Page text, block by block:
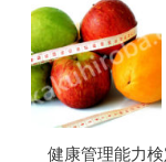
健康管理能力